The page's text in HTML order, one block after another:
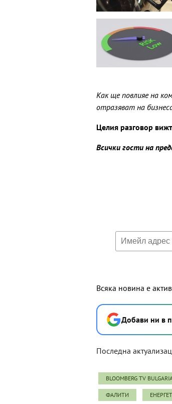
Как ще повлияе на
отразяват на
Целия разговор
Всички гости на
Всяка новина е
Добави ни в
Последна
BLOOMBERG TV
ФАЛИТИ